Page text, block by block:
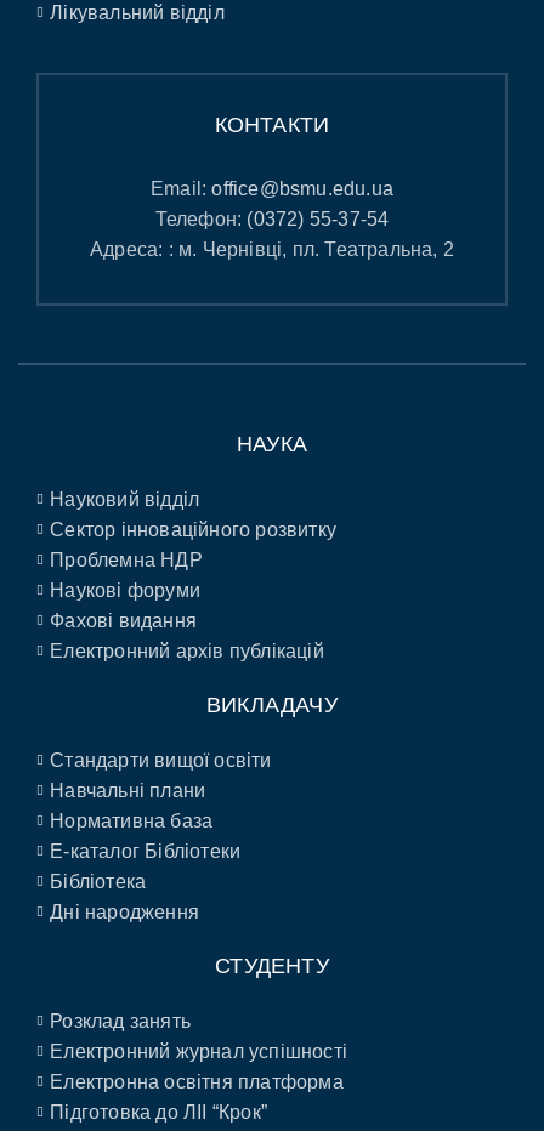
Лікувальний відділ
КОНТАКТИ
Email:office@bsmu.edu.ua
Телефон: (0372) 55-37-54
Адреса: : м. Чернівці, пл. Театральна, 2
НАУКА
Науковий відділ
Сектор інноваційного розвитку
Проблемна НДР
Наукові форуми
Фахові видання
Електронний архів публікацій
ВИКЛАДАЧУ
Стандарти вищої освіти
Навчальні плани
Нормативна база
E-каталог Бібліотеки
Бібліотека
Дні народження
СТУДЕНТУ
Розклад занять
Електронний журнал успішності
Електронна освітня платформа
Підготовка до ЛІІ “Крок”